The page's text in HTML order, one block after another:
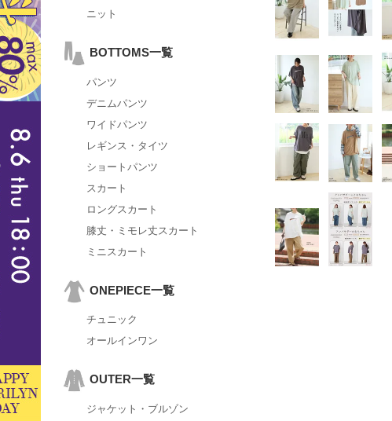
ニット
BOTTOMS一覧
パンツ
デニムパンツ
ワイドパンツ
レギンス・タイツ
ショートパンツ
スカート
ロングスカート
膝丈・ミモレ丈スカート
ミニスカート
ONEPIECE一覧
チュニック
オールインワン
OUTER一覧
ジャケット・ブルゾン